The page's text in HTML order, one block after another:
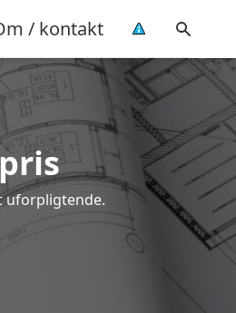
/ kontakt
uforpligtende.